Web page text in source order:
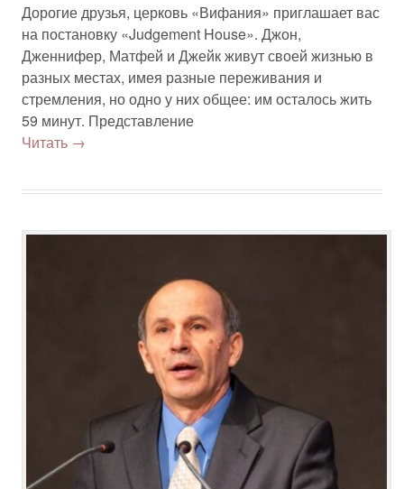
Дорогие друзья, церковь «Вифания» приглашает вас
на постановку «Judgement House». Джон,
Дженнифер, Матфей и Джейк живут своей жизнью в
разных местах, имея разные переживания и
стремления, но одно у них общее: им осталось жить
59 минут. Представление
Читать →